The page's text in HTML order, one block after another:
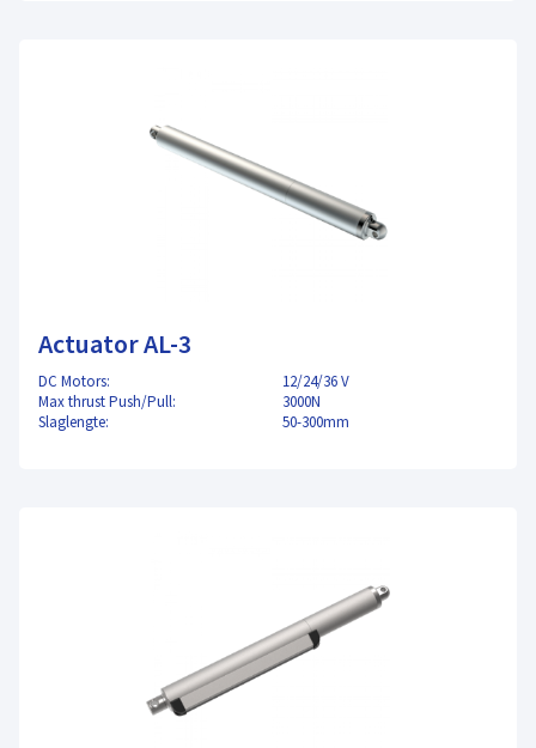
Actuator AL-3
DC Motors:
12/24/36 V
Max thrust Push/Pull:
3000N
Slaglengte:
50-300mm